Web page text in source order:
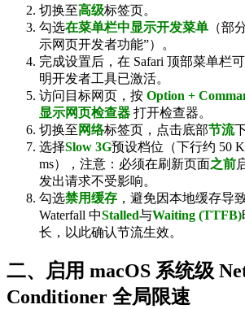
切换至高级标签页。
勾选在菜单栏中显示开发菜单 （部
示网页开发者功能”）。
完成设置后，在 Safari 顶部菜单栏
明开发者工具已激活。
访问目标网页，按 Option +
显示网页检查器 打开检查器。
切换至 网络标签页，点击底部节流
选择Slow 3G预设档位（下行约 50
ms），注意：必须在刷新页面之前
发出请求不受影响。
勾选禁用缓存 ，避免因本地缓存导
Waterfall 中Stalled与Waiting (TTFB)
长，以此确认节流生效。
二、启用 macOS 系统级
Conditioner 全局限速